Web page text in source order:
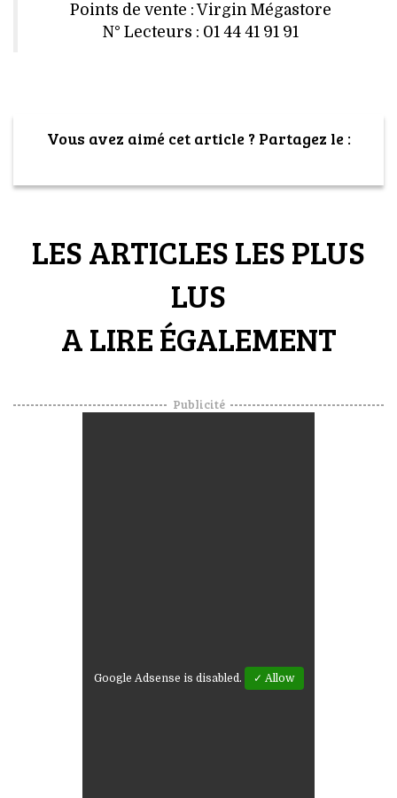
Points de vente : Virgin Mégastore
N° Lecteurs : 01 44 41 91 91
Vous avez aimé cet article ? Partagez le :
LES ARTICLES LES PLUS
LUS
A LIRE ÉGALEMENT
Publicité
Google Adsense is disabled. ✓ Allow